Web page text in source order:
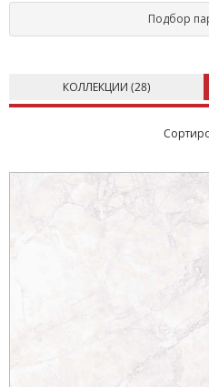
Подбор
КОЛЛЕКЦИИ (28)